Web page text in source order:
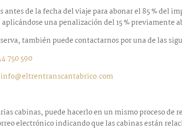
antes de la fecha del viaje para abonar el 85 % del
una penalización del 15 % previamente
también puede contactarnos por una de las
750 590
info@eltrentranscantabrico.com
cabinas, puede hacerlo en un mismo proceso
electrónico indicando que las cabinas están